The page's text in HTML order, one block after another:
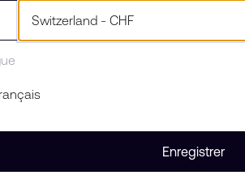
de
à
Enregistrer